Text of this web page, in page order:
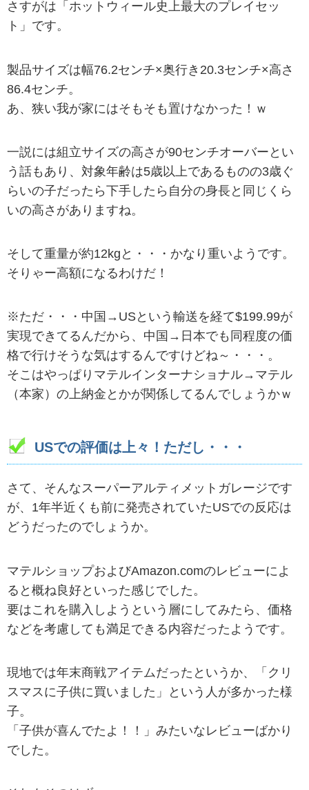
さすがは「ホットウィール史上最大のプレイセッ
ト」です。
製品サイズは幅76.2センチ×奥行き20.3センチ×高さ
86.4センチ。
あ、狭い我が家にはそもそも置けなかった！ｗ
一説には組立サイズの高さが90センチオーバーとい
う話もあり、対象年齢は5歳以上であるものの3歳ぐ
らいの子だったら下手したら自分の身長と同じくら
いの高さがありますね。
そして重量が約12kgと・・・かなり重いようです。
そりゃー高額になるわけだ！
※ただ・・・中国→USという輸送を経て$199.99が
実現できてるんだから、中国→日本でも同程度の価
格で行けそうな気はするんですけどね～・・・。
そこはやっぱりマテルインターナショナル→マテル
（本家）の上納金とかが関係してるんでしょうかｗ
USでの評価は上々！ただし・・・
さて、そんなスーパーアルティメットガレージです
が、1年半近くも前に発売されていたUSでの反応は
どうだったのでしょうか。
マテルショップおよびAmazon.comのレビューによ
ると概ね良好といった感じでした。
要はこれを購入しようという層にしてみたら、価格
などを考慮しても満足できる内容だったようです。
現地では年末商戦アイテムだったというか、「クリ
スマスに子供に買いました」という人が多かった様
子。
「子供が喜んでたよ！！」みたいなレビューばかり
でした。